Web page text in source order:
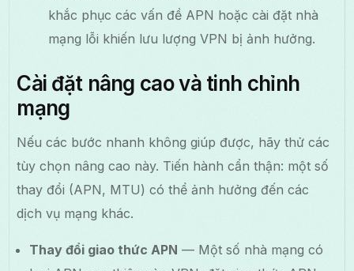
khắc phục các vấn đề APN hoặc cài đặt nhà
mạng lỗi khiến lưu lượng VPN bị ảnh hưởng.
Cài đặt nâng cao và tinh chỉnh
mạng
Nếu các bước nhanh không giúp được, hãy thử các
tùy chọn nâng cao này. Tiến hành cẩn thận: một số
thay đổi (APN, MTU) có thể ảnh hưởng đến các
dịch vụ mạng khác.
Thay đổi giao thức APN — Một số nhà mạng có